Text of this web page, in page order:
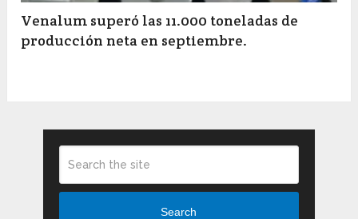
Venalum superó las 11.000 toneladas de
producción neta en septiembre.
Search